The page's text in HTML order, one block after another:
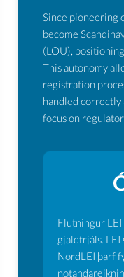
Since pioneering
become
(LOU),
This autonomy
registration
handled correctly
focus on
Flutningur
gjaldfrjáls. LEI
NordLEI þarf